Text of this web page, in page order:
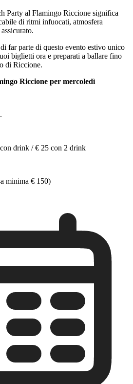
Party al Flamingo Riccione significa
di ritmi infuocati, atmosfera
far parte di questo evento estivo unico
biglietti ora e preparati a ballare fino
di Riccione.
Riccione per mercoledì
drink / € 25 con 2 drink
minima € 150)